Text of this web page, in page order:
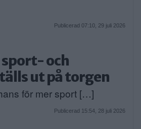
Publicerad 07:10, 29 juli 2026
och
ut på torgen
för mer sport […]
Publicerad 15:54, 28 juli 2026